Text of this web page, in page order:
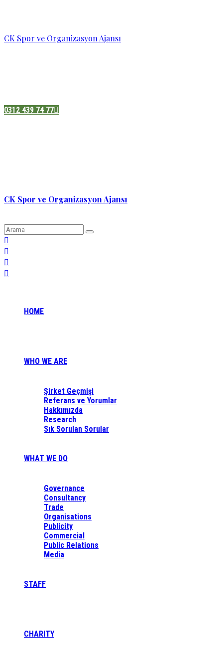
CK Spor ve Organizasyon Ajansı
0312 439 74 77
CK Spor ve Organizasyon Ajansı
HOME
WHO WE ARE
Şirket Geçmişi
Referans ve Yorumlar
Hakkımızda
Research
Sık Sorulan Sorular
WHAT WE DO
Governance
Consultancy
Trade
Organisations
Publicity
Commercial
Public Relations
Media
STAFF
CHARITY